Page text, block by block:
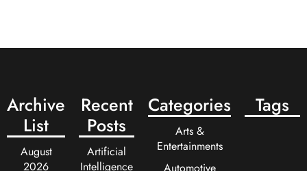
Archive
List
August
2026
Recent
Posts
Artificial
Intelligence
Categories
Arts &
Entertainments
Tags